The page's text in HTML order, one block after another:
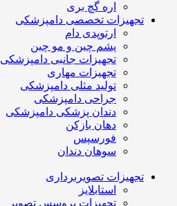
اره گچ بری
تجهیزات تخصصی دامپزشکی
ارتوپدی دام
پشم چین و مو چین
تجهیزات جانبی دامپزشکی
تجهیزات مهاری
تولید مثلی دامپزشکی
جراحی دامپزشکی
دندان پزشکی دامپزشکی
دهان بازکن
فورسپس
سوهان دندان
تجهیزات تصویربرداری
استابلایز
تجهیزات پروسس تصویر